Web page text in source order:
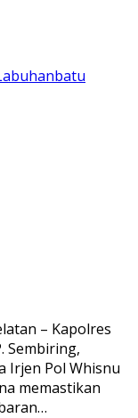
– Kapolres
Sembiring,
Irjen Pol Whisnu
memastikan